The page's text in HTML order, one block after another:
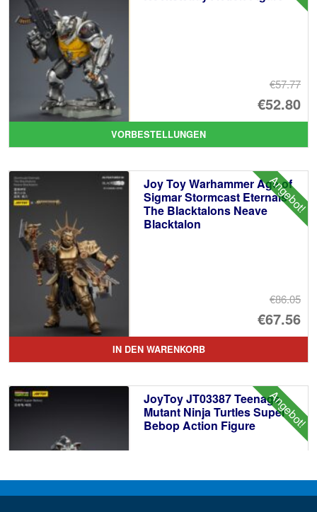
€57.77
€52.80
VORBESTELLUNGEN
Angebot!
Joy Toy Warhammer Age of
Sigmar Stormcast Eternals
The Blacktalons Neave
Blacktalon
€86.05
€67.56
IN DEN WARENKORB
Angebot!
JoyToy JT03387 Teenage
Mutant Ninja Turtles Super
Bebop Action Figure